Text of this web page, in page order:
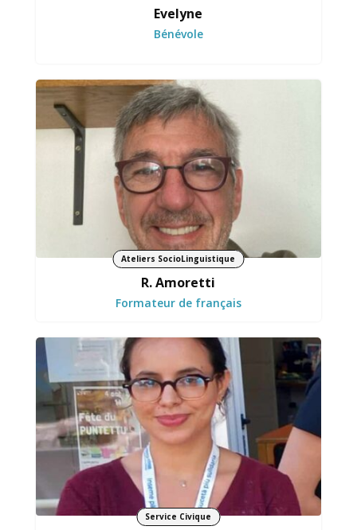
Evelyne
Bénévole
Ateliers SocioLinguistique
R. Amoretti
Formateur de français
Service Civique
Crée du lien et s’engage avec curiosité